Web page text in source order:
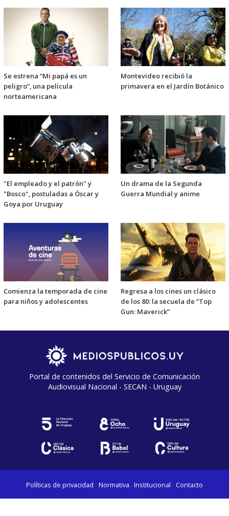
Se estrena “Mi papá es un
peligro”, una película
norteamericana
Montevideo recibió la
primavera en el Jardín Botánico
"El empleado y el patrón" y
"Bosco", postuladas a Óscar y
Goya por Uruguay
Un drama de la Segunda
Guerra Mundial y anime
Comienza la temporada de cine
para niños y adolescentes
Regresa a los cines un clásico
de los 80: la secuela de “Top
Gun: Maverick”
Portal de contenidos del Servicio de Comunicación
Audiovisual Nacional - SECAN - Uruguay
Políticas de privacidad Normativa Institucional Contacto